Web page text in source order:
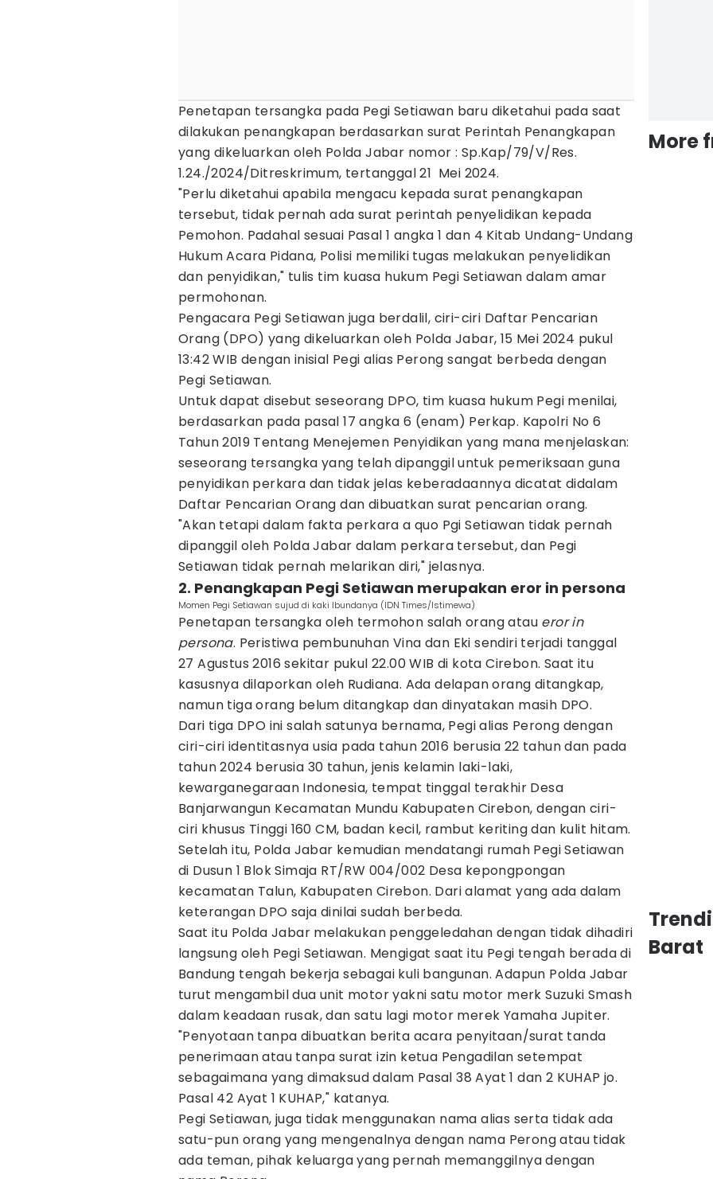
Penetapan tersangka pada Pegi Setiawan baru diketahui pada saat
dilakukan penangkapan berdasarkan surat Perintah Penangkapan
yang dikeluarkan oleh Polda Jabar nomor : Sp.Kap/79/V/Res.
1.24./2024/Ditreskrimum, tertanggal 21 Mei 2024.
"Perlu diketahui apabila mengacu kepada surat penangkapan
tersebut, tidak pernah ada surat perintah penyelidikan kepada
Pemohon. Padahal sesuai Pasal 1 angka 1 dan 4 Kitab Undang-Undang
Hukum Acara Pidana, Polisi memiliki tugas melakukan penyelidikan
dan penyidikan," tulis tim kuasa hukum Pegi Setiawan dalam amar
permohonan.
Pengacara Pegi Setiawan juga berdalil, ciri-ciri Daftar Pencarian
Orang (DPO) yang dikeluarkan oleh Polda Jabar, 15 Mei 2024 pukul
13:42 WIB dengan inisial Pegi alias Perong sangat berbeda dengan
Pegi Setiawan.
Untuk dapat disebut seseorang DPO, tim kuasa hukum Pegi menilai,
berdasarkan pada pasal 17 angka 6 (enam) Perkap. Kapolri No 6
Tahun 2019 Tentang Menejemen Penyidikan yang mana menjelaskan:
seseorang tersangka yang telah dipanggil untuk pemeriksaan guna
penyidikan perkara dan tidak jelas keberadaannya dicatat didalam
Daftar Pencarian Orang dan dibuatkan surat pencarian orang.
"Akan tetapi dalam fakta perkara a quo Pgi Setiawan tidak pernah
dipanggil oleh Polda Jabar dalam perkara tersebut, dan Pegi
Setiawan tidak pernah melarikan diri," jelasnya.
2. Penangkapan Pegi Setiawan merupakan eror in persona
Momen Pegi Setiawan sujud di kaki Ibundanya (IDN Times/Istimewa)
Penetapan tersangka oleh termohon salah orang atau eror in
persona. Peristiwa pembunuhan Vina dan Eki sendiri terjadi tanggal
27 Agustus 2016 sekitar pukul 22.00 WIB di kota Cirebon. Saat itu
kasusnya dilaporkan oleh Rudiana. Ada delapan orang ditangkap,
namun tiga orang belum ditangkap dan dinyatakan masih DPO.
Dari tiga DPO ini salah satunya bernama, Pegi alias Perong dengan
ciri-ciri identitasnya usia pada tahun 2016 berusia 22 tahun dan pada
tahun 2024 berusia 30 tahun, jenis kelamin laki-laki,
kewarganegaraan Indonesia, tempat tinggal terakhir Desa
Banjarwangun Kecamatan Mundu Kabupaten Cirebon, dengan ciri-
ciri khusus Tinggi 160 CM, badan kecil, rambut keriting dan kulit hitam.
Setelah itu, Polda Jabar kemudian mendatangi rumah Pegi Setiawan
di Dusun 1 Blok Simaja RT/RW 004/002 Desa kepongpongan
kecamatan Talun, Kabupaten Cirebon. Dari alamat yang ada dalam
keterangan DPO saja dinilai sudah berbeda.
Saat itu Polda Jabar melakukan penggeledahan dengan tidak dihadiri
langsung oleh Pegi Setiawan. Mengigat saat itu Pegi tengah berada di
Bandung tengah bekerja sebagai kuli bangunan. Adapun Polda Jabar
turut mengambil dua unit motor yakni satu motor merk Suzuki Smash
dalam keadaan rusak, dan satu lagi motor merek Yamaha Jupiter.
"Penyotaan tanpa dibuatkan berita acara penyitaan/surat tanda
penerimaan atau tanpa surat izin ketua Pengadilan setempat
sebagaimana yang dimaksud dalam Pasal 38 Ayat 1 dan 2 KUHAP jo.
Pasal 42 Ayat 1 KUHAP," katanya.
Pegi Setiawan, juga tidak menggunakan nama alias serta tidak ada
satu-pun orang yang mengenalnya dengan nama Perong atau tidak
ada teman, pihak keluarga yang pernah memanggilnya dengan
More
Barat